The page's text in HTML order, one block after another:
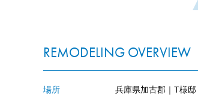
REMODELING OVERVIEW
場所 兵庫県加古郡｜T様邸